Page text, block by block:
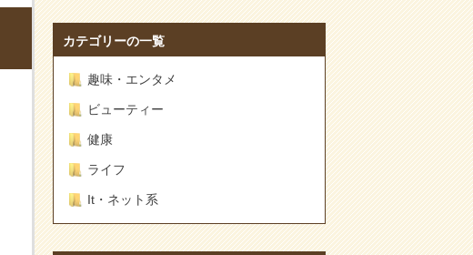
カテゴリーの一覧
趣味・エンタメ
ビューティー
健康
ライフ
It・ネット系